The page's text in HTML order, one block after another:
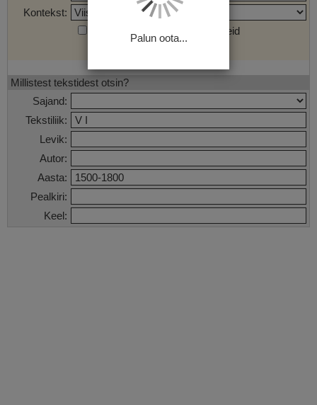
Kontekst:
Otsi märgendatud sõnaühendeid
Millistest tekstidest otsin?
Sajand:
Tekstiliik:
Levik:
Autor:
Aasta:
Pealkiri:
Keel:
Palun oota...